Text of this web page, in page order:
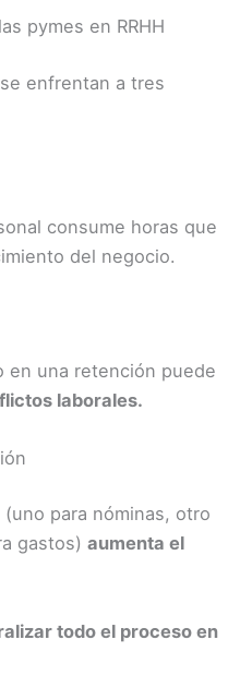
pymes en RRHH
enfrentan a tres
consume horas que
del negocio.
en una retención puede
laborales.
para nóminas, otro
gastos) aumenta el
todo el proceso en